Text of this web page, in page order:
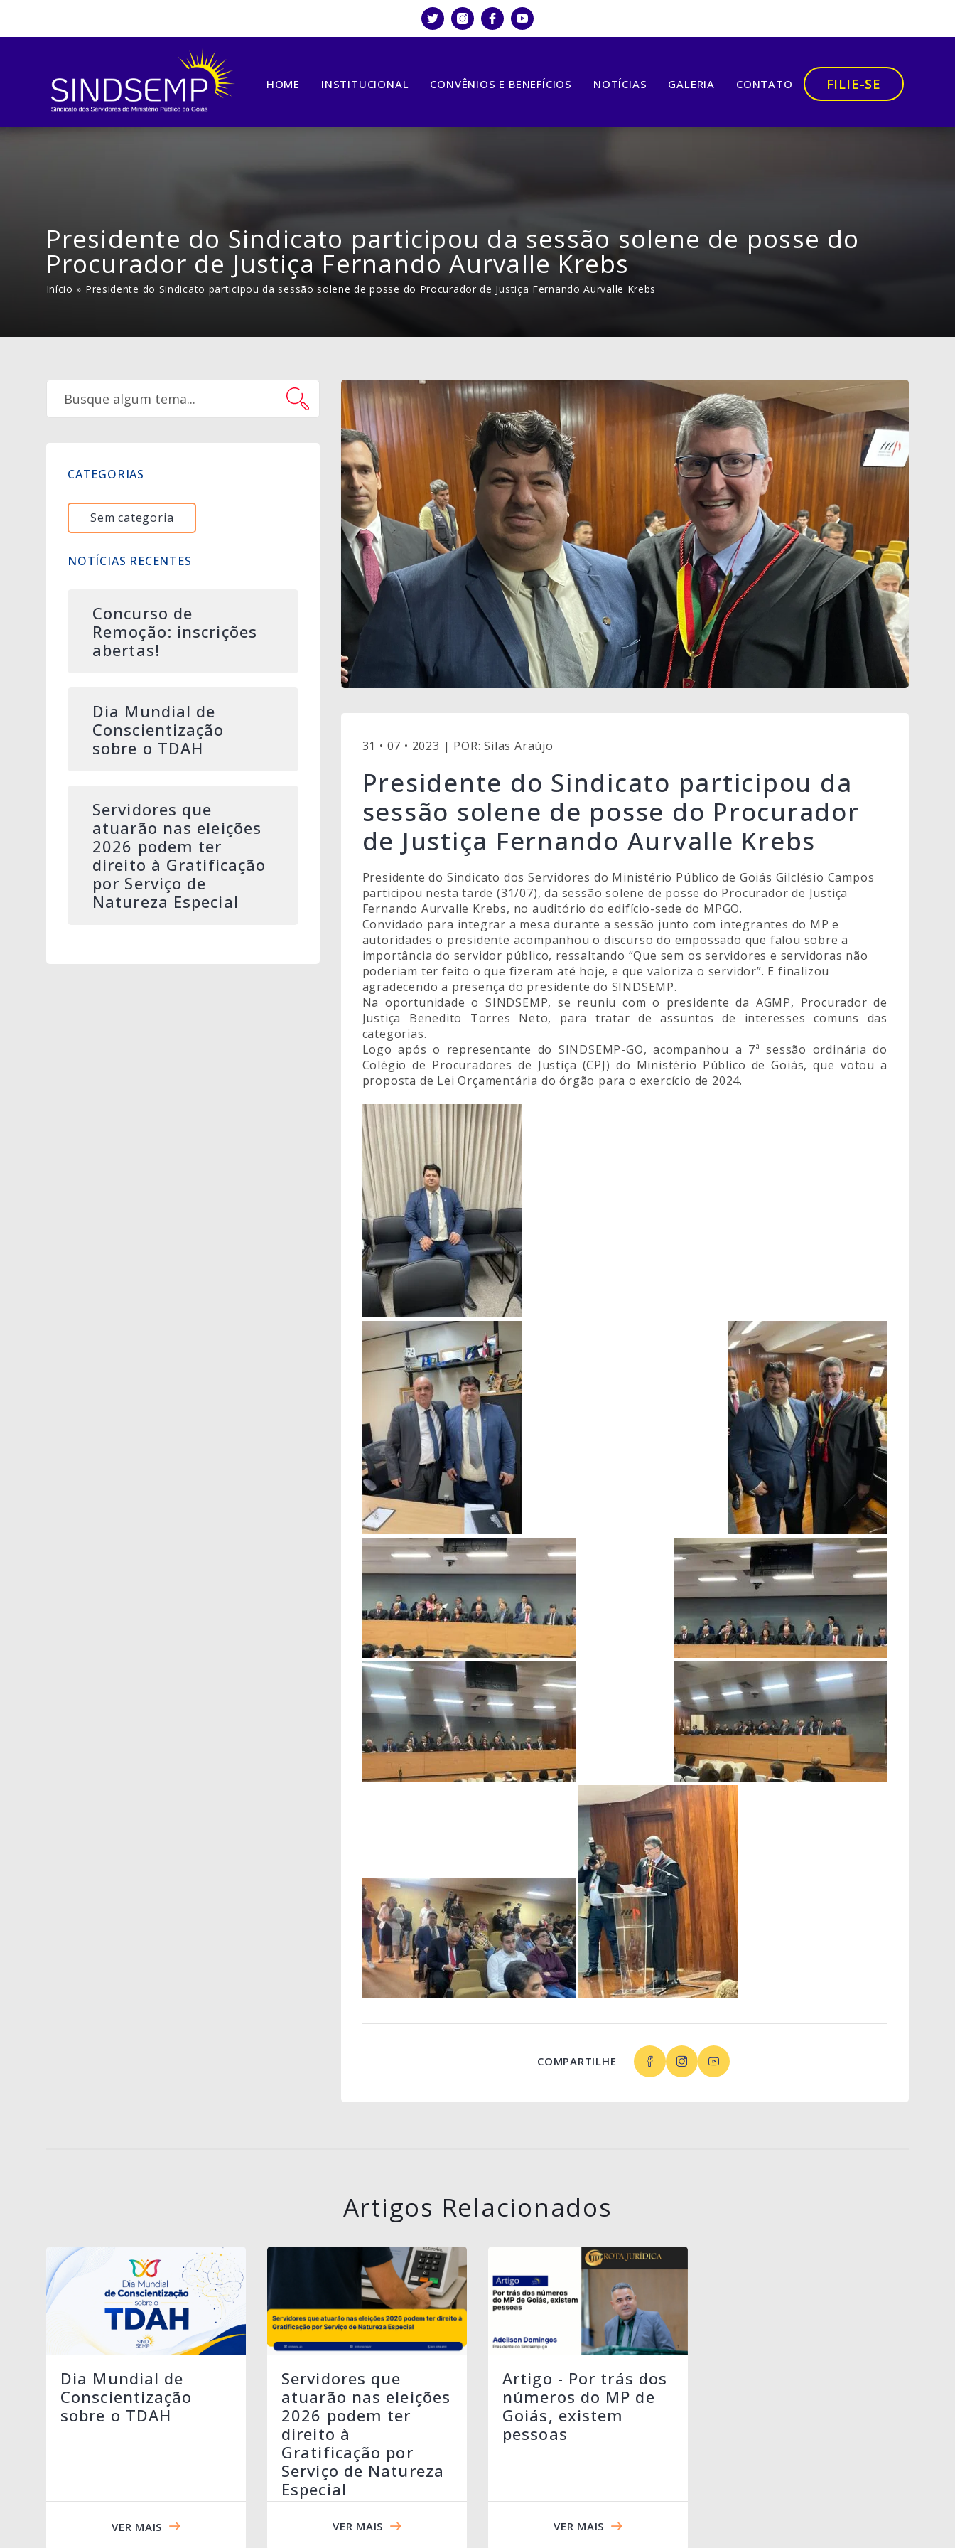
HOME INSTITUCIONAL CONVÊNIOS E BENEFÍCIOS NOTÍCIAS GALERIA CONTATO FILIE-SE
Presidente do Sindicato participou da sessão solene de posse do
Procurador de Justiça Fernando Aurvalle Krebs
Início » Presidente do Sindicato participou da sessão solene de posse do Procurador de Justiça Fernando Aurvalle Krebs
CATEGORIAS
Sem categoria
NOTÍCIAS RECENTES
Concurso de
Remoção: inscrições
abertas!
Dia Mundial de
Conscientização
sobre o TDAH
Servidores que
atuarão nas eleições
2026 podem ter
direito à Gratificação
por Serviço de
Natureza Especial
31 • 07 • 2023 | POR: Silas Araújo
Presidente do Sindicato participou da
sessão solene de posse do Procurador
de Justiça Fernando Aurvalle Krebs
Presidente do Sindicato dos Servidores do Ministério Público de Goiás Gilclésio Campos
participou nesta tarde (31/07), da sessão solene de posse do Procurador de Justiça
Fernando Aurvalle Krebs, no auditório do edifício-sede do MPGO.
Convidado para integrar a mesa durante a sessão junto com integrantes do MP e
autoridades o presidente acompanhou o discurso do empossado que falou sobre a
importância do servidor público, ressaltando “Que sem os servidores e servidoras não
poderiam ter feito o que fizeram até hoje, e que valoriza o servidor”. E finalizou
agradecendo a presença do presidente do SINDSEMP.
Na oportunidade o SINDSEMP, se reuniu com o presidente da AGMP, Procurador de
Justiça Benedito Torres Neto, para tratar de assuntos de interesses comuns das
categorias.
Logo após o representante do SINDSEMP-GO, acompanhou a 7ª sessão ordinária do
Colégio de Procuradores de Justiça (CPJ) do Ministério Público de Goiás, que votou a
proposta de Lei Orçamentária do órgão para o exercício de 2024.
COMPARTILHE
Artigos Relacionados
Dia Mundial de
Conscientização
sobre o TDAH
VER MAIS
Servidores que
atuarão nas eleições
2026 podem ter
direito à
Gratificação por
Serviço de Natureza
Especial
VER MAIS
Artigo - Por trás dos
números do MP de
Goiás, existem
pessoas
VER MAIS